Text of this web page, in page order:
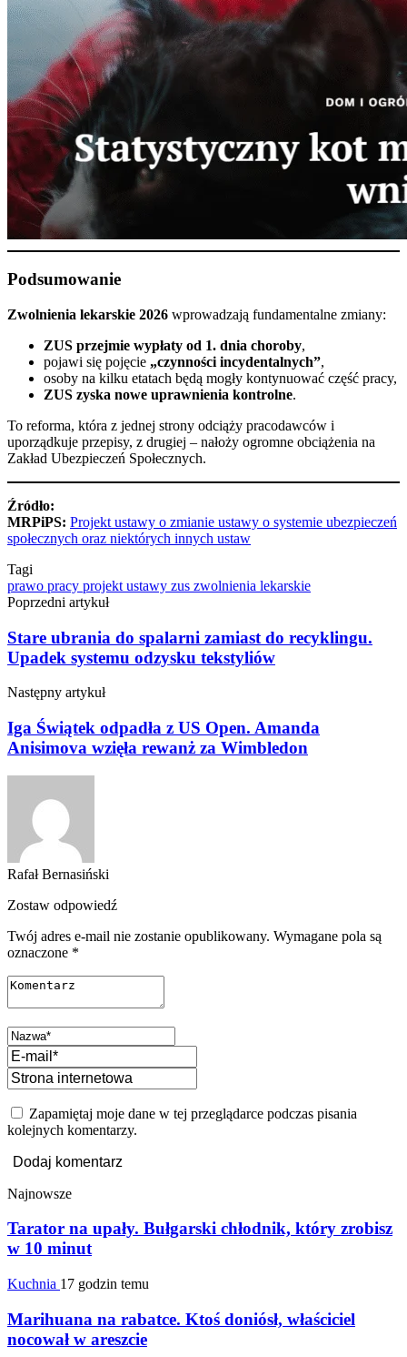
Podsumowanie
Zwolnienia lekarskie 2026 wprowadzają fundamentalne zmiany:
ZUS przejmie wypłaty od 1. dnia choroby,
pojawi się pojęcie „czynności incydentalnych”,
osoby na kilku etatach będą mogły kontynuować część pracy,
ZUS zyska nowe uprawnienia kontrolne.
To reforma, która z jednej strony odciąży pracodawców i
uporządkuje przepisy, z drugiej – nałoży ogromne obciążenia na
Zakład Ubezpieczeń Społecznych.
Źródło:
MRPiPS: Projekt ustawy o zmianie ustawy o systemie ubezpieczeń
społecznych oraz niektórych innych ustaw
Tagi
prawo pracy projekt ustawy zus zwolnienia lekarskie
Poprzedni artykuł
Stare ubrania do spalarni zamiast do recyklingu.
Upadek systemu odzysku tekstyliów
Następny artykuł
Iga Świątek odpadła z US Open. Amanda
Anisimova wzięła rewanż za Wimbledon
Rafał Bernasiński
Zostaw odpowiedź
Twój adres e-mail nie zostanie opublikowany. Wymagane pola są
oznaczone *
Zapamiętaj moje dane w tej przeglądarce podczas pisania
kolejnych komentarzy.
Najnowsze
Tarator na upały. Bułgarski chłodnik, który zrobisz
w 10 minut
Kuchnia 17 godzin temu
Marihuana na rabatce. Ktoś doniósł, właściciel
nocował w areszcie